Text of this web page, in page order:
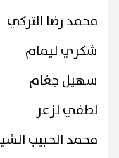
محمد رضا التركي
شكري ليمام
سهيل جغام
لطفي لزعر
محمد الحبيب